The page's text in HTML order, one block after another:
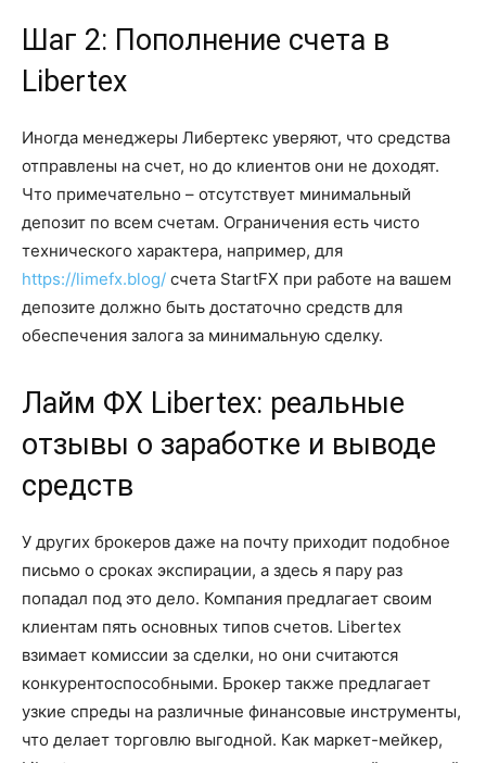
Шаг 2: Пополнение счета в
Libertex
Иногда менеджеры Либертекс уверяют, что средства
отправлены на счет, но до клиентов они не доходят.
Что примечательно – отсутствует минимальный
депозит по всем счетам. Ограничения есть чисто
технического характера, например, для
https://limefx.blog/ счета StartFX при работе на вашем
депозите должно быть достаточно средств для
обеспечения залога за минимальную сделку.
Лайм ФХ Libertex: реальные
отзывы о заработке и выводе
средств
У других брокеров даже на почту приходит подобное
письмо о сроках экспирации, а здесь я пару раз
попадал под это дело. Компания предлагает своим
клиентам пять основных типов счетов. Libertex
взимает комиссии за сделки, но они считаются
конкурентоспособными. Брокер также предлагает
узкие спреды на различные финансовые инструменты,
что делает торговлю выгодной. Как маркет-мейкер,